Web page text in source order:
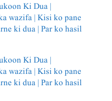
Ki Dua |
wazifa | Kisi ko pane
ki dua | Par ko hasil
Ki Dua |
wazifa | Kisi ko pane
ki dua | Par ko hasil